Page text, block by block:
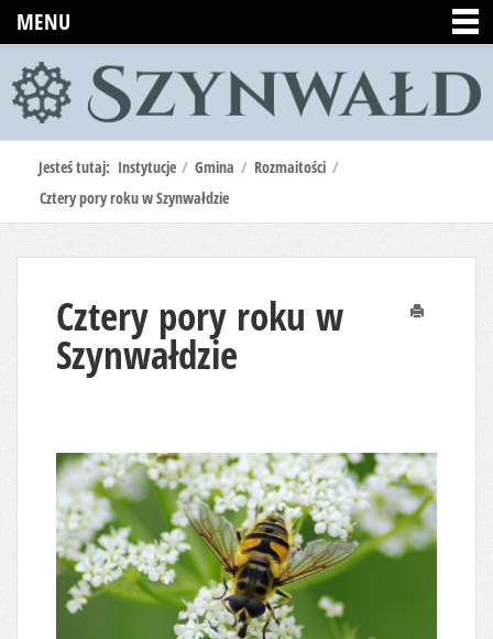
MENU
Jesteś tutaj: Instytucje / Gmina / Rozmaitości /
Cztery pory roku w Szynwałdzie
Cztery pory roku w
Szynwałdzie